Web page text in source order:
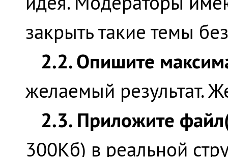
закрыть такие темы
2.2. Опишите
желаемый результат.
2.3. Приложите
300Кб) в реальной